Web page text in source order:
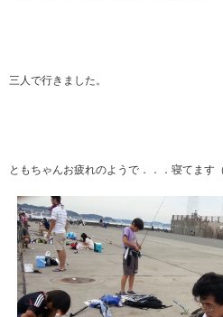
三人で行きました。
ともちゃんお疲れのようで．．．寝てます（